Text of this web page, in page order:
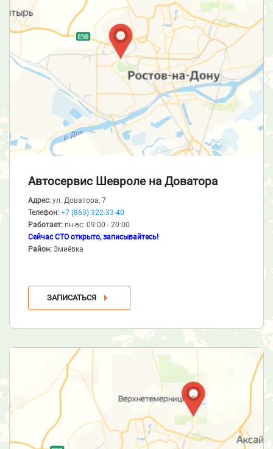
Автосервис Шевроле на Доватора
Адрес: ул. Доватора, 7
Телефон: +7 (863) 322-33-40
Работает: пн-вс: 09:00 - 20:00
Сейчас СТО открыто, записывайтесь!
Район: Змиёвка
ЗАПИСАТЬСЯ